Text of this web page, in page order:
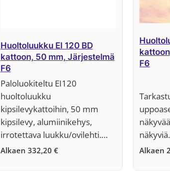
Huoltoluukku EI 120 BD
kattoon, 50 mm, Järjestelmä
F6
Paloluokiteltu EI120
huoltoluukku
kipsilevykattoihin, 50 mm
kipsilevy, alumiinikehys,
irrotettava luukku/ovilehti.…
Alkaen 332,20 €
F6
Alkaen